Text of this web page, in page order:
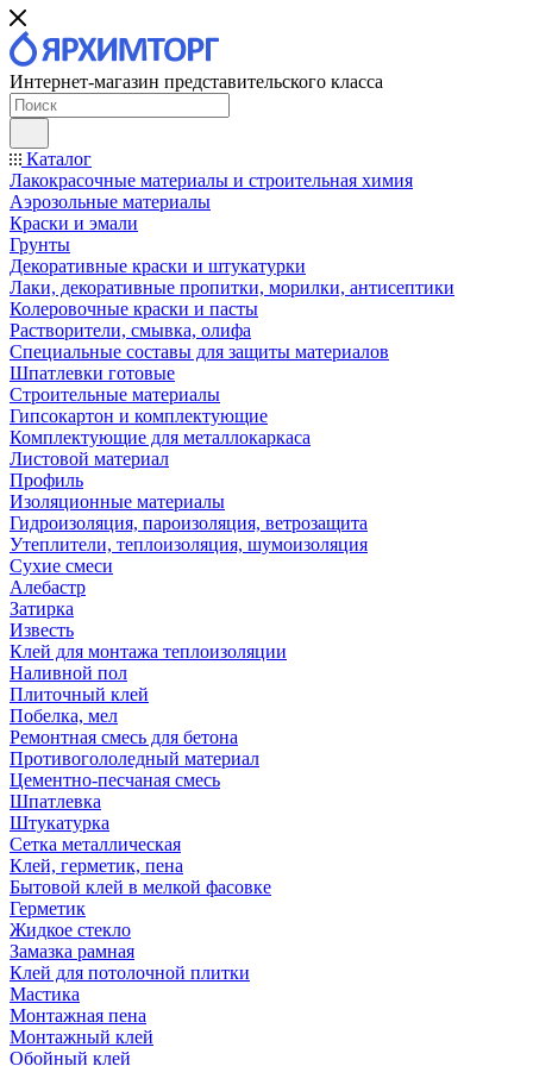
Интернет-магазин представительского класса
Каталог
Лакокрасочные материалы и строительная химия
Аэрозольные материалы
Краски и эмали
Грунты
Декоративные краски и штукатурки
Лаки, декоративные пропитки, морилки, антисептики
Колеровочные краски и пасты
Растворители, смывка, олифа
Специальные составы для защиты материалов
Шпатлевки готовые
Строительные материалы
Гипсокартон и комплектующие
Комплектующие для металлокаркаса
Листовой материал
Профиль
Изоляционные материалы
Гидроизоляция, пароизоляция, ветрозащита
Утеплители, теплоизоляция, шумоизоляция
Сухие смеси
Алебастр
Затирка
Известь
Клей для монтажа теплоизоляции
Наливной пол
Плиточный клей
Побелка, мел
Ремонтная смесь для бетона
Противогололедный материал
Цементно-песчаная смесь
Шпатлевка
Штукатурка
Сетка металлическая
Клей, герметик, пена
Бытовой клей в мелкой фасовке
Герметик
Жидкое стекло
Замазка рамная
Клей для потолочной плитки
Мастика
Монтажная пена
Монтажный клей
Обойный клей